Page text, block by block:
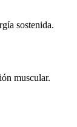
sostenida.
muscular.